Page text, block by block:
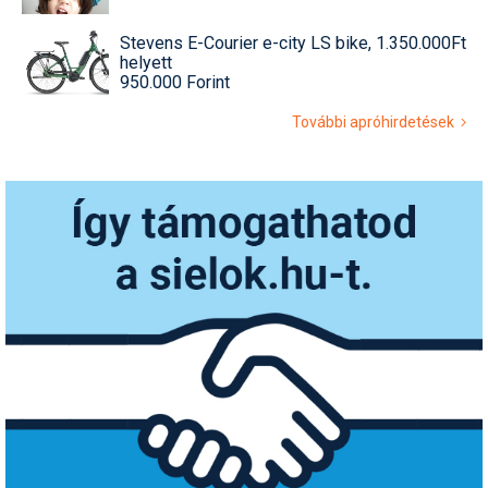
Stevens E-Courier e-city LS bike, 1.350.000Ft
helyett
950.000 Forint
További apróhirdetések